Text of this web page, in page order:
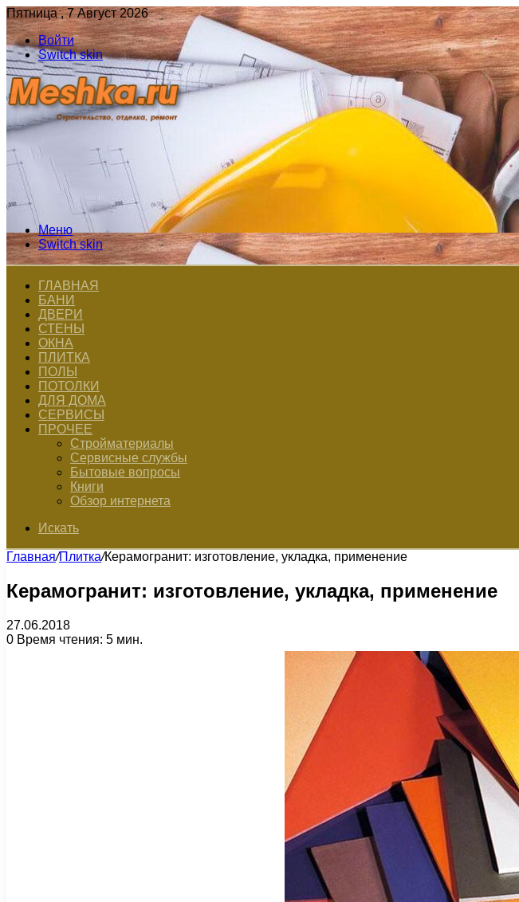
Пятница , 7 Август 2026
Войти
Switch skin
Меню
Switch skin
ГЛАВНАЯ
БАНИ
ДВЕРИ
СТЕНЫ
ОКНА
ПЛИТКА
ПОЛЫ
ПОТОЛКИ
ДЛЯ ДОМА
СЕРВИСЫ
ПРОЧЕЕ
Стройматериалы
Сервисные службы
Бытовые вопросы
Книги
Обзор интернета
Искать
Главная/Плитка/Керамогранит: изготовление, укладка, применение
Керамогранит: изготовление, укладка, применение
27.06.2018
0 Время чтения: 5 мин.